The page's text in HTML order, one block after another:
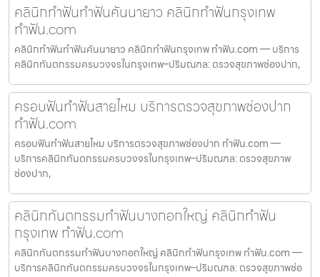
คลินิกทำฟันทำฟันคันนายาว คลินิกทำฟันกรุงเทพ
ทำฟัน.com
คลินิกทำฟันทำฟันคันนายาว คลินิกทำฟันกรุงเทพ ทำฟัน.com — บริการ
คลินิกทันตกรรมครบวงจรในกรุงเทพ–ปริมณฑล: ตรวจสุขภาพช่องปาก,
ครอบฟันทำฟันสายไหม บริการตรวจสุขภาพช่องปาก
ทำฟัน.com
ครอบฟันทำฟันสายไหม บริการตรวจสุขภาพช่องปาก ทำฟัน.com —
บริการคลินิกทันตกรรมครบวงจรในกรุงเทพ–ปริมณฑล: ตรวจสุขภาพ
ช่องปาก,
คลินิกทันตกรรมทำฟันบางกอกใหญ่ คลินิกทำฟัน
กรุงเทพ ทำฟัน.com
คลินิกทันตกรรมทำฟันบางกอกใหญ่ คลินิกทำฟันกรุงเทพ ทำฟัน.com —
บริการคลินิกทันตกรรมครบวงจรในกรุงเทพ–ปริมณฑล: ตรวจสุขภาพช่อ